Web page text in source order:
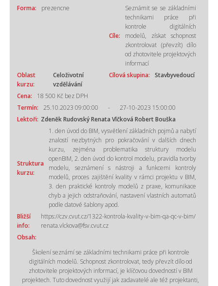
Forma: prezencne
Cíle:
Seznámit se se základními
technikami práce při
kontrole digitálních
modelů, získat schopnost
zkontrolovat (převzít) dílo
od zhotovitele projektových
informací
Oblast
kurzu:
Celoživotní
vzdělávání
Cílová skupina: Stavbyvedoucí
Cena:
18 500 Kč bez DPH
Termín:
25.10.2023 09:00:00 -
27-10-2023 15:00:00
Lektoři: Zdeněk RudovskýRenata Vlčková Robert Bouška
Struktura
kurzu:
1. den úvod do BIM, vysvětlení základních pojmů a nabytí
znalostí nezbytných pro pokračování v dalších dnech
kurzu, zejména problematika struktury modelu
openBIM, 2. den úvod do kontrol modelu, pravidla tvorby
modelu, seznámení s nástroji a funkcemi kontroly
modelů, proces zajištění kvality v rámci projektu v BIM,
3. den praktické kontroly modelů z praxe, komunikace
chyb a jejich odstraňování, nastavení vlastních automatů
podle datové šablony apod.
Bližší
info:
https://czv.cvut.cz/1322-kontrola-kvality-v-bim-qa-qc-v-bim/
renata.vlckova@fsv.cvut.cz
Obsah:
Školení seznámí se základními technikami práce při kontrole
digitálních modelů. Schopnost zkontrolovat, tedy převzít dílo od
zhotovitele projektových informací, je klíčovou dovedností v BIM
projektech. Tuto dovednost využijí jak zadavatelé ale též projektanti,